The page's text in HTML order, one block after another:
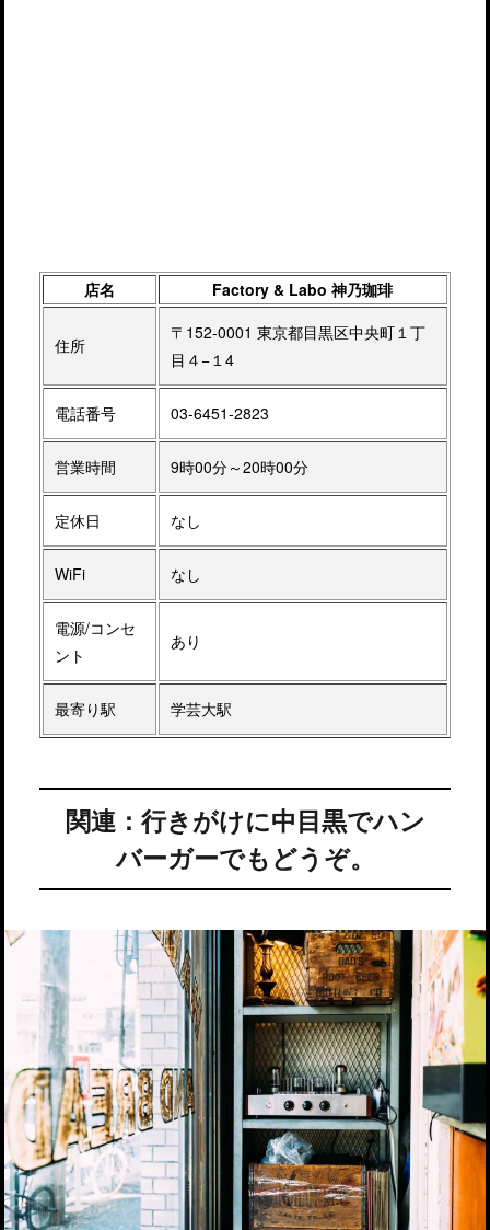
店名 Factory & Labo 神乃珈琲
住所
〒152-0001 東京都目黒区中央町１丁
目４−１4
電話番号 03-6451-2823
営業時間 9時00分～20時00分
定休日 なし
WiFi なし
電源/コンセ
ント
あり
最寄り駅 学芸大駅
関連：行きがけに中目黒でハン
バーガーでもどうぞ。